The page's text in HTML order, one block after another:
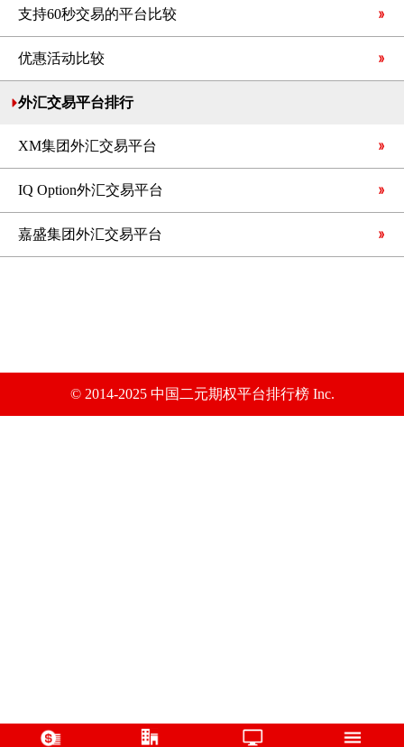
支持60秒交易的平台比较
优惠活动比较
外汇交易平台排行
XM集团外汇交易平台
IQ Option外汇交易平台
嘉盛集团外汇交易平台
© 2014-2025 中国二元期权平台排行榜 Inc.